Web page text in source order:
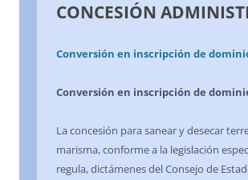
CONCESIÓN
Conversión en inscripción de
Conversión en inscripción de
La concesión para sanear y desecar
marisma, conforme a la legislación
regula, dictámenes del Consejo de